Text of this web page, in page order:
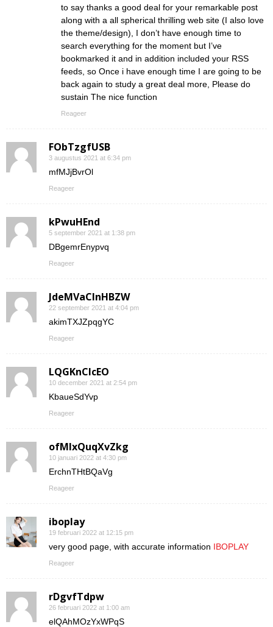
to say thanks a good deal for your remarkable post
along with a all spherical thrilling web site (I also love
the theme/design), I don’t have enough time to
search everything for the moment but I’ve
bookmarked it and in addition included your RSS
feeds, so Once i have enough time I are going to be
back again to study a great deal more, Please do
sustain The nice function
Reageer
FObTzgfUSB
3 augustus 2021 at 6:34 pm
mfMJjBvrOl
Reageer
kPwuHEnd
5 september 2021 at 1:38 pm
DBgemrEnypvq
Reageer
JdeMVaClnHBZW
22 september 2021 at 4:04 pm
akimTXJZpqgYC
Reageer
LQGKnCIcEO
10 december 2021 at 2:54 pm
KbaueSdYvp
Reageer
ofMIxQuqXvZkg
10 januari 2022 at 4:30 pm
ErchnTHtBQaVg
Reageer
iboplay
19 februari 2022 at 12:15 pm
very good page, with accurate information IBOPLAY
Reageer
rDgvfTdpw
26 februari 2022 at 1:00 am
elQAhMOzYxWPqS